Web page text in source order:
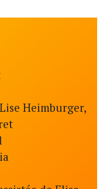
Heimburger,